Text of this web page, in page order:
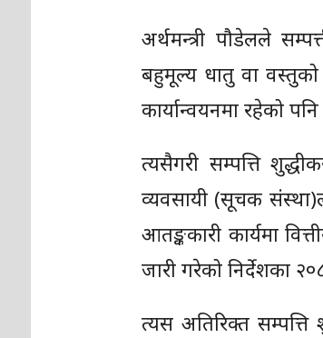
अर्थमन्त्री पौडेलले
बहुमूल्य धातु वा वस्तुको
कार्यान्वयनमा रहेको
त्यसैगरी सम्पत्ति
व्यवसायी (सूचक
आतङ्ककारी कार्यमा
जारी गरेको निर्देशका
त्यस अतिरिक्त